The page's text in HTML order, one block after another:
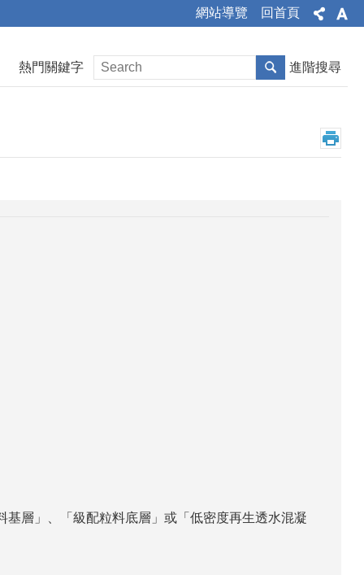
網站導覽 回首頁
熱門關鍵字 進階搜尋
層」、「級配粒料底層」或「低密度再生透水混凝